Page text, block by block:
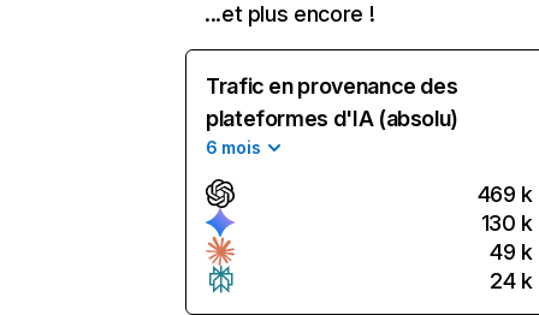
...et plus encore !
Trafic en provenance des
plateformes d'IA (absolu)
6 mois
469 k
130 k
49 k
24 k